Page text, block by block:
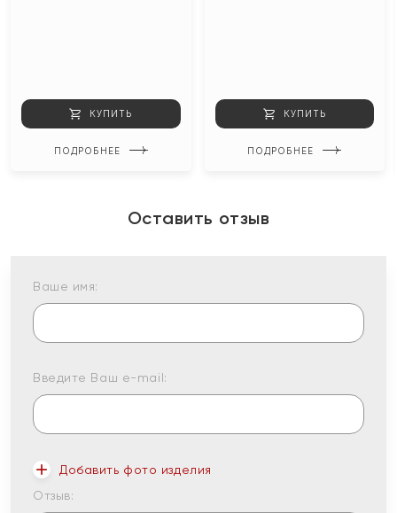
КУПИТЬ
ПОДРОБНЕЕ
КУПИТЬ
ПОДРОБНЕЕ
Оставить отзыв
Ваше имя:
Введите Ваш e-mail:
Добавить фото изделия
Отзыв: